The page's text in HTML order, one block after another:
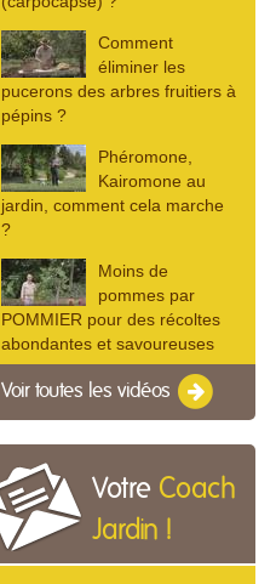
Comment
éliminer les
pucerons des arbres fruitiers à
pépins ?
Phéromone,
Kairomone au
jardin, comment cela marche
?
Moins de
pommes par
POMMIER pour des récoltes
abondantes et savoureuses
Voir toutes les vidéos
Votre Coach
Jardin !